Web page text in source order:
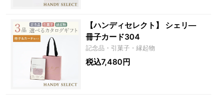
【ハンディセレクト】 シェリ―
冊子カード304
記念品・引菓子・縁起物
税込7,480円